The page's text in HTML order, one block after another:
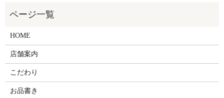
HOME
店舗案内
こだわり
お品書き